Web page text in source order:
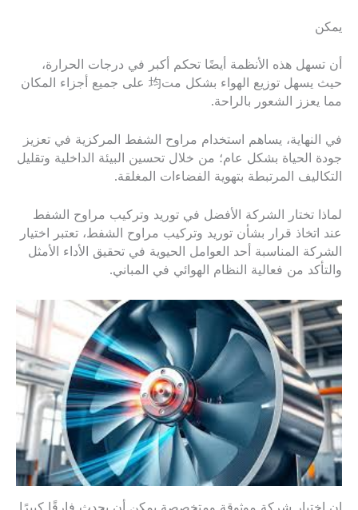
يمكن
أن تسهل هذه الأنظمة أيضًا تحكم أكبر في درجات الحرارة،
حيث يسهل توزيع الهواء بشكل مت均 على جميع أجزاء المكان
مما يعزز الشعور بالراحة.
في النهاية، يساهم استخدام مراوح الشفط المركزية في تعزيز
جودة الحياة بشكل عام؛ من خلال تحسين البيئة الداخلية وتقليل
التكاليف المرتبطة بتهوية الفضاءات المغلقة.
لماذا تختار الشركة الأفضل في توريد وتركيب مراوح الشفط
عند اتخاذ قرار بشأن توريد وتركيب مراوح الشفط، تعتبر اختيار
الشركة المناسبة أحد العوامل الحيوية في تحقيق الأداء الأمثل
والتأكد من فعالية النظام الهوائي في المباني.